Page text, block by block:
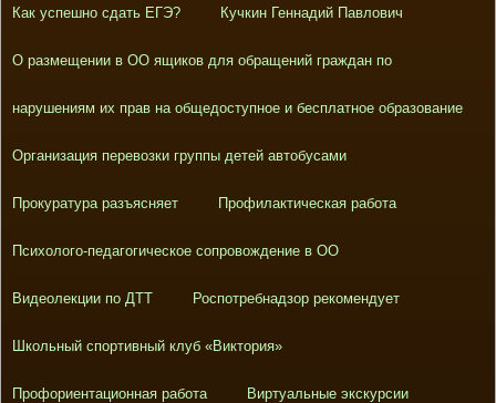
Как успешно сдать ЕГЭ? Кучкин Геннадий Павлович
О размещении в ОО ящиков для обращений граждан по
нарушениям их прав на общедоступное и бесплатное образование
Организация перевозки группы детей автобусами
Прокуратура разъясняет Профилактическая работа
Психолого-педагогическое сопровождение в ОО
Видеолекции по ДТТ Роспотребнадзор рекомендует
Школьный спортивный клуб «Виктория»
Профориентационная работа Виртуальные экскурсии